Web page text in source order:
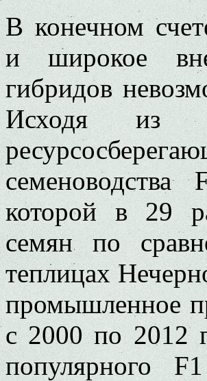
В конечном
и широкое
гибридов
Исходя из
семеноводства
которой в 29
семян по
теплицах
промышленное
с 2000 по 2012
популярного